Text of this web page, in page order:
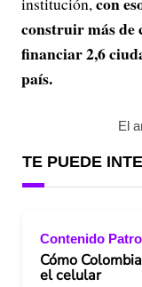
construir más de
financiar 2,6
país.
El
TE PUEDE
Contenido
Cómo
el celular